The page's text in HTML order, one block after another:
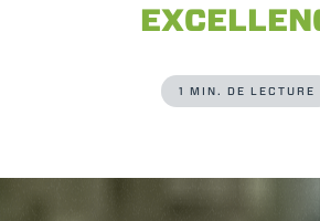
1 MIN. DE LECTURE